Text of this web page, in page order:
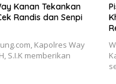
Kanan Tekankan
Randis dan Senpi
Kapolres Way
S.I.K memberikan